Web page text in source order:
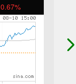
0.67%